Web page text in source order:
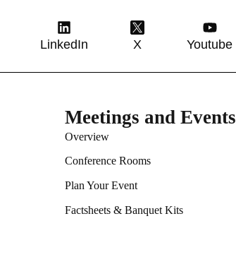
LinkedIn X Youtube
Meetings and Events
Overview
Conference Rooms
Plan Your Event
Factsheets & Banquet Kits